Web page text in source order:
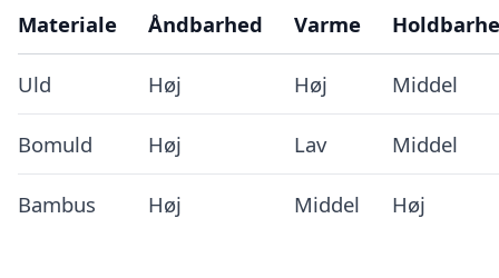
Materiale Åndbarhed Varme
Uld Høj Høj Middel
Bomuld Høj Lav Middel
Bambus Høj Middel Høj